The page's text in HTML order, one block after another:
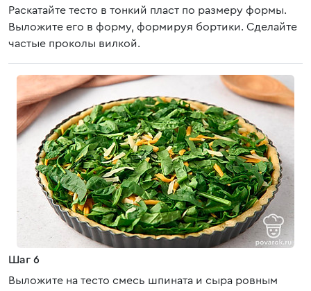
Раскатайте тесто в тонкий пласт по размеру формы.
Выложите его в форму, формируя бортики. Сделайте
частые проколы вилкой.
Шаг 6
Выложите на тесто смесь шпината и сыра ровным